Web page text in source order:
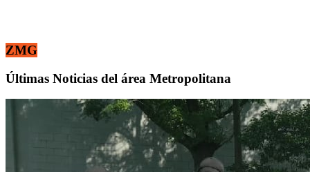
ZMG
Últimas Noticias del área Metropolitana